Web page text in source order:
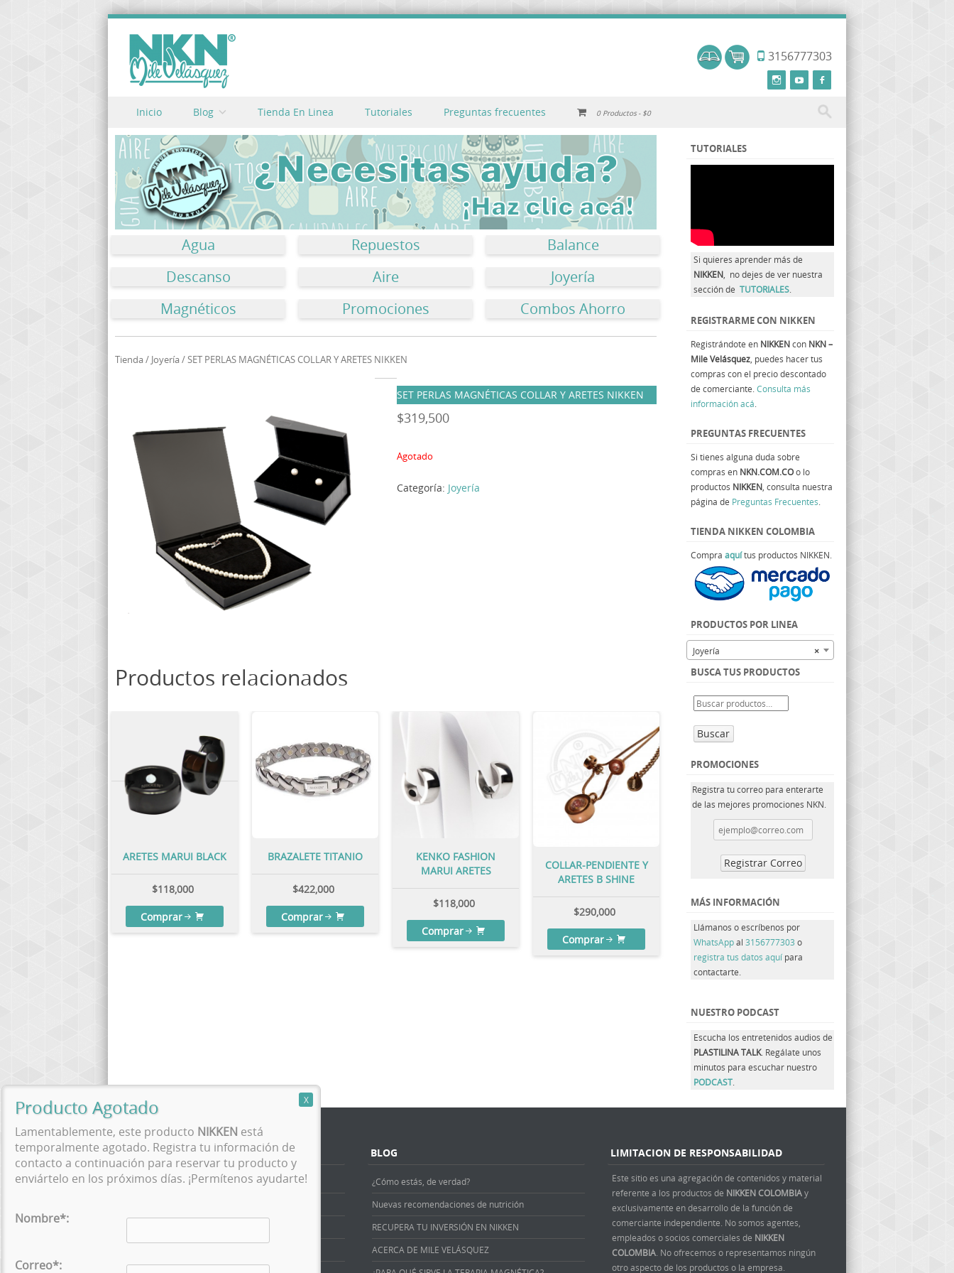
3156777303
Skip to content
Inicio Blog Tienda En Linea Tutoriales Preguntas frecuentes 0 Productos $0
Agua Repuestos
Balance
Descanso
Aire
Joyería
Magnéticos
Promociones Combos Ahorro
Tienda/ Joyería/ SET PERLAS MAGNÉTICAS COLLAR Y ARETES NIKKEN
SET PERLAS MAGNÉTICAS COLLAR Y ARETES NIKKEN
$319,500
Agotado
Categoría: Joyería
Productos relacionados
ARETES MARUI BLACK
$118,000
Comprar
BRAZALETE TITANIO
$422,000
Comprar
KENKO FASHION
MARUI ARETES
$118,000
Comprar
COLLAR-PENDIENTE Y
ARETES B SHINE
$290,000
Comprar
TUTORIALES
Si quieres aprender más de
NIKKEN, no dejes de ver nuestra
sección deTUTORIALES.
REGISTRARME CON NIKKEN
Registrándote en NIKKENcon NKN –
Mile Velásquez , puedes hacer tus
compras con el precio descontado
de comerciante.Consulta más
información acá
PREGUNTAS FRECUENTES
Si tienes alguna duda sobre
compras en NKN.COM.COo lo
productos NIKKEN , consulta nuestra
página de Preguntas Frecuentes
TIENDA NIKKEN COLOMBIA
Compraaquítus productos NIKKEN.
PRODUCTOS POR LINEA
×
Joyería
BUSCA TUS PRODUCTOS
Buscar
PROMOCIONES
Registra tu correo para enterarte
de las mejores promociones NKN.
MÁS INFORMACIÓN
Llámanos o escríbenos por
WhatsAppal3156777303o
registra tus datos aquí para
contactarte.
NUESTRO PODCAST
Escucha los entretenidos audios de
PLASTILINA TALK. Regálate unos
minutos para escuchar nuestro
PODCAST
PRODUCTOS
Promociones
BLOG
¿Cómo estás, de verdad?
Nuevas recomendaciones de nutrición
RECUPERA TU INVERSIÓN EN NIKKEN
ACERCA DE MILE VELÁSQUEZ
LIMITACION DE RESPONSABILIDAD
Este sitio es una agregación de contenidos y material
referente a los productos de NIKKEN COLOMBIAy
exclusivamente en desarrollo de la función de
comerciante independiente. No somos agentes,
empleados o socios comerciales de NIKKEN
COLOMBIA . No ofrecemos o representamos ningún
otro aspecto de los productos o la empresa.
Lamentablemente, este producto NIKKEN está
temporalmente agotado. Registra tu información de
contacto a continuación para reservar tu producto y
enviártelo en los próximos días. ¡Permítenos ayudarte!
Nombre*:
Correo*: